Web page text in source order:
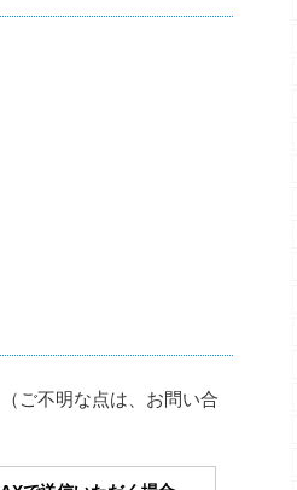
ご不明な点は、お問い合